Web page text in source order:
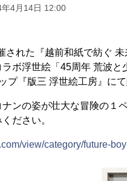
年4月14日 12:00
れた『越前和紙で紡ぐ
ボ浮世絵「45周年 荒波と
『版三 浮世絵工房』に
ンの姿が壮大な冒険の１
ださい。
view/category/future-